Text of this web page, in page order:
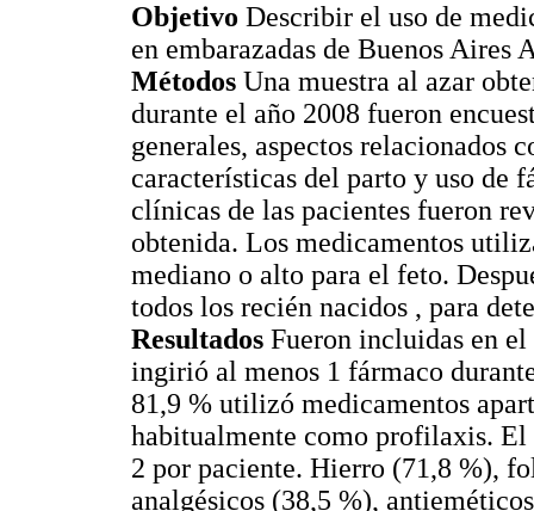
Objetivo Describir el uso de
en embarazadas de Buenos Aires
Métodos Una muestra al azar
durante el año 2008 fueron
generales, aspectos relacionados
características del parto y uso de
clínicas de las pacientes fueron
obtenida. Los medicamentos
mediano o alto para el feto.
todos los recién nacidos , para
Resultados Fueron incluidas en
ingirió al menos 1 fármaco
81,9 % utilizó medicamentos
habitualmente como profilaxis.
2 por paciente. Hierro (71,8 %),
analgésicos (38,5 %),